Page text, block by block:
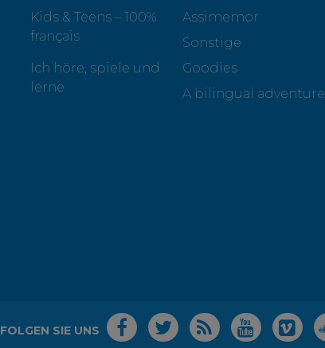
Kids & Teens – 100%
français
Assimemor
Sonstige
Ich höre, spiele und
lerne
Goodies
A bilingual adventure
FOLGEN SIE UNS